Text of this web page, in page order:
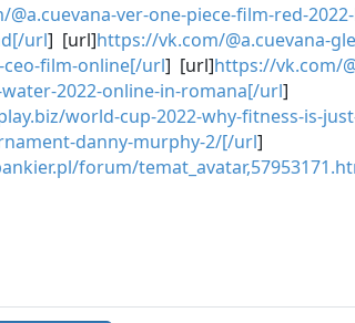
ver-one-piece-film-red-
url] [url]https://vk.com/@a.cuevana-
ceo-film-online[/url] [url]https://vk.com/
2022-online-in-romana[/url]
world-cup-2022-why-fitness-is-
danny-murphy-2/[/url]
forum/